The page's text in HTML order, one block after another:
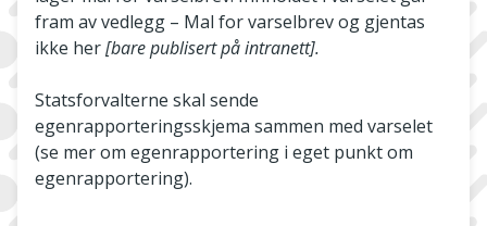
fram av vedlegg – Mal for varselbrev og gjentas
ikke her[bare publisert på intranett].
Statsforvalterne skal sende
egenrapporteringsskjema sammen med varselet
(se mer om egenrapportering i eget punkt om
egenrapportering).